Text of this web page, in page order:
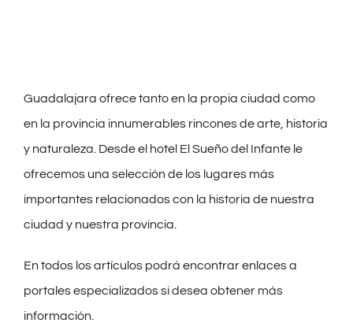
Guadalajara ofrece tanto en la propia ciudad como
en la provincia innumerables rincones de arte, historia
y naturaleza. Desde el hotel El Sueño del Infante le
ofrecemos una selección de los lugares más
importantes relacionados con la historia de nuestra
ciudad y nuestra provincia.
En todos los artículos podrá encontrar enlaces a
portales especializados si desea obtener más
información.